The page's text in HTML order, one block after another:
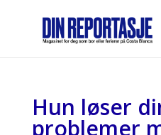
Hun løser
problemer